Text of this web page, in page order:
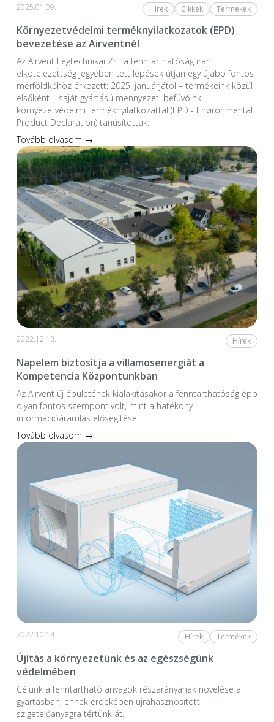
2025.01.09. Hírek Cikkek Termékek
Környezetvédelmi terméknyilatkozatok (EPD)
bevezetése az Airventnél
Az Airvent Légtechnikai Zrt. a fenntarthatóság iránti
elkötelezettség jegyében tett lépések útján egy újabb fontos
mérföldkőhöz érkezett: 2025. januárjától – termékeink közül
elsőként – saját gyártású mennyezeti befúvóink
környezetvédelmi terméknyilatkozattal (EPD - Environmental
Product Declaration) tanúsítottak.
Tovább olvasom →
2022.12.13. Hírek
Napelem biztosítja a villamosenergiát a
Kompetencia Központunkban
Az Airvent új épületének kialakításakor a fenntarthatóság épp
olyan fontos szempont volt, mint a hatékony
információáramlás elősegítése.
Tovább olvasom →
2022.10.14. Hírek Termékek
Újítás a környezetünk és az egészségünk
védelmében
Célunk a fenntartható anyagok részarányának növelése a
gyártásban, ennek érdekében újrahasznosított
szigetelőanyagra tértünk át.